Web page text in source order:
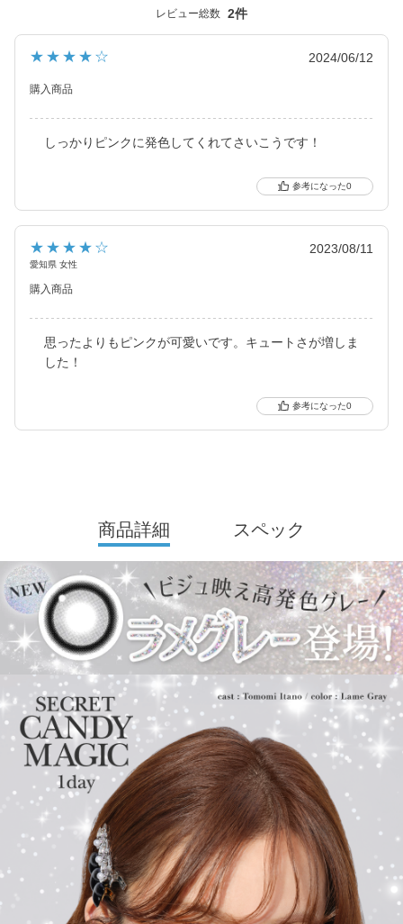
コンなど、トレンドのカラコンを生み出し続けています。
2025年にはラメ入りカラコンが登場＆水光カラーは軸固定の回ら
レンズスペックもUVカット機能・うるおい成分を追加＆高含水レ
トキャンディーマジック トーリック）も新登場しました。
常に最旬の「盛れる」と「お客様のニーズ」をキャッチし、進化
し続けるブランドです。
レビュー総数 2件
★★★★☆ 2024/06/12
購入商品
しっかりピンクに発色してくれてさいこうです！
0
★★★★☆
愛知県 女性
2023/08/11
購入商品
思ったよりもピンクが可愛いです。キュートさが増しま
した！
0
商品詳細 スペック